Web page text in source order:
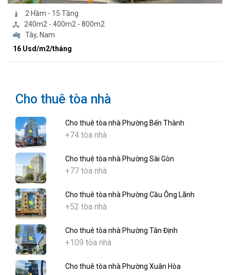
2 Hầm - 15 Tầng
240m2 - 400m2 - 800m2
Tây, Nam
16 Usd/m2/tháng
Cho thuê tòa nhà
Cho thuê tòa nhà Phường Bến Thành
+74 tòa nhà
Cho thuê tòa nhà Phường Sài Gòn
+77 tòa nhà
Cho thuê tòa nhà Phường Cầu Ông Lãnh
+52 tòa nhà
Cho thuê tòa nhà Phường Tân Định
+109 tòa nhà
Cho thuê tòa nhà Phường Xuân Hòa